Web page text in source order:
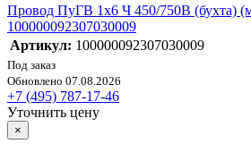
Провод ПуГВ 1х6 Ч 450/750В (бухта)
100000092307030009
Артикул: 100000092307030009
Под заказ
Обновлено 07.08.2026
+7 (495) 787-17-46
Уточнить цену
×